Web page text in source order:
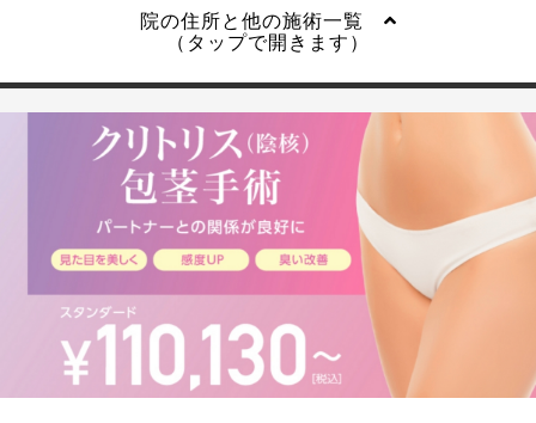
院の住所と他の施術一覧
（タップで開きます）